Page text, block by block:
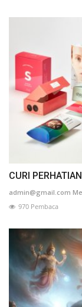
CURI
admin@gmail.com
970 Pembaca